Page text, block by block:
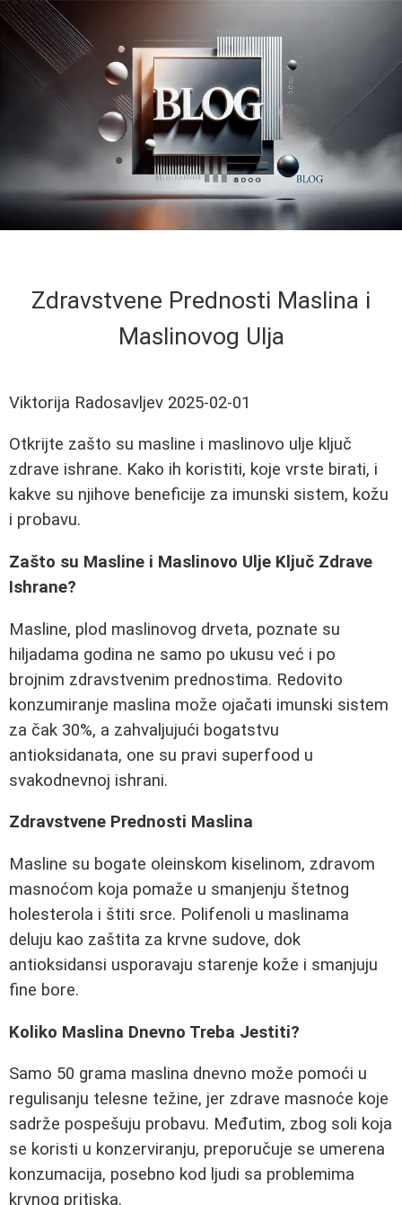
Zdravstvene Prednosti Maslina i
Maslinovog Ulja
Viktorija Radosavljev 2025-02-01
Otkrijte zašto su masline i maslinovo ulje ključ
zdrave ishrane. Kako ih koristiti, koje vrste birati, i
kakve su njihove beneficije za imunski sistem, kožu
i probavu.
Zašto su Masline i Maslinovo Ulje Ključ Zdrave
Ishrane?
Masline, plod maslinovog drveta, poznate su
hiljadama godina ne samo po ukusu već i po
brojnim zdravstvenim prednostima. Redovito
konzumiranje maslina može ojačati imunski sistem
za čak 30%, a zahvaljujući bogatstvu
antioksidanata, one su pravi superfood u
svakodnevnoj ishrani.
Zdravstvene Prednosti Maslina
Masline su bogate oleinskom kiselinom, zdravom
masnoćom koja pomaže u smanjenju štetnog
holesterola i štiti srce. Polifenoli u maslinama
deluju kao zaštita za krvne sudove, dok
antioksidansi usporavaju starenje kože i smanjuju
fine bore.
Koliko Maslina Dnevno Treba Jestiti?
Samo 50 grama maslina dnevno može pomoći u
regulisanju telesne težine, jer zdrave masnoće koje
sadrže pospešuju probavu. Međutim, zbog soli koja
se koristi u konzerviranju, preporučuje se umerena
konzumacija, posebno kod ljudi sa problemima
krvnog pritiska.